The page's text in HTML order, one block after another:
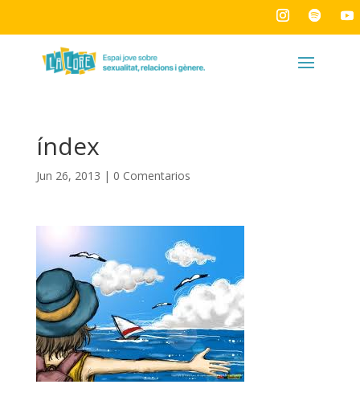
índex
Jun 26, 2013 | 0 Comentarios